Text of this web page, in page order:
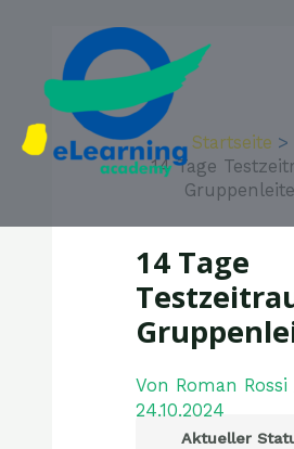
springen
Startseite
14 Tage
14 Tage
Von Roman Rossi
24.10.2024
Aktueller
navigation